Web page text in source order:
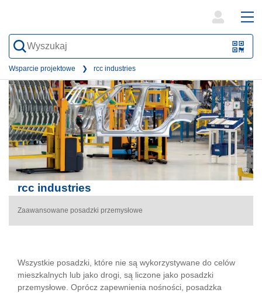
QR-
oder
form
Wsparcie projektowe rcc industries
©
rcc industries
Zaawansowane posadzki przemysłowe
Wszystkie posadzki, które nie są wykorzystywane do celów
mieszkalnych lub jako drogi, są liczone jako posadzki
przemysłowe. Oprócz zapewnienia nośności, posadzka